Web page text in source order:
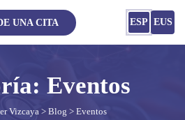
UNA CITA ESP EUS
Eventos
Vizcaya> Blog > Eventos